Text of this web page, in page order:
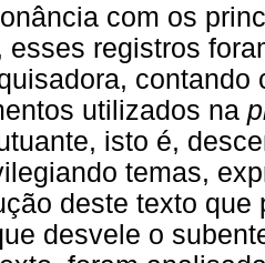
com os
esses registros
contando
utilizados na
isto é,
temas,
deste texto
desvele o